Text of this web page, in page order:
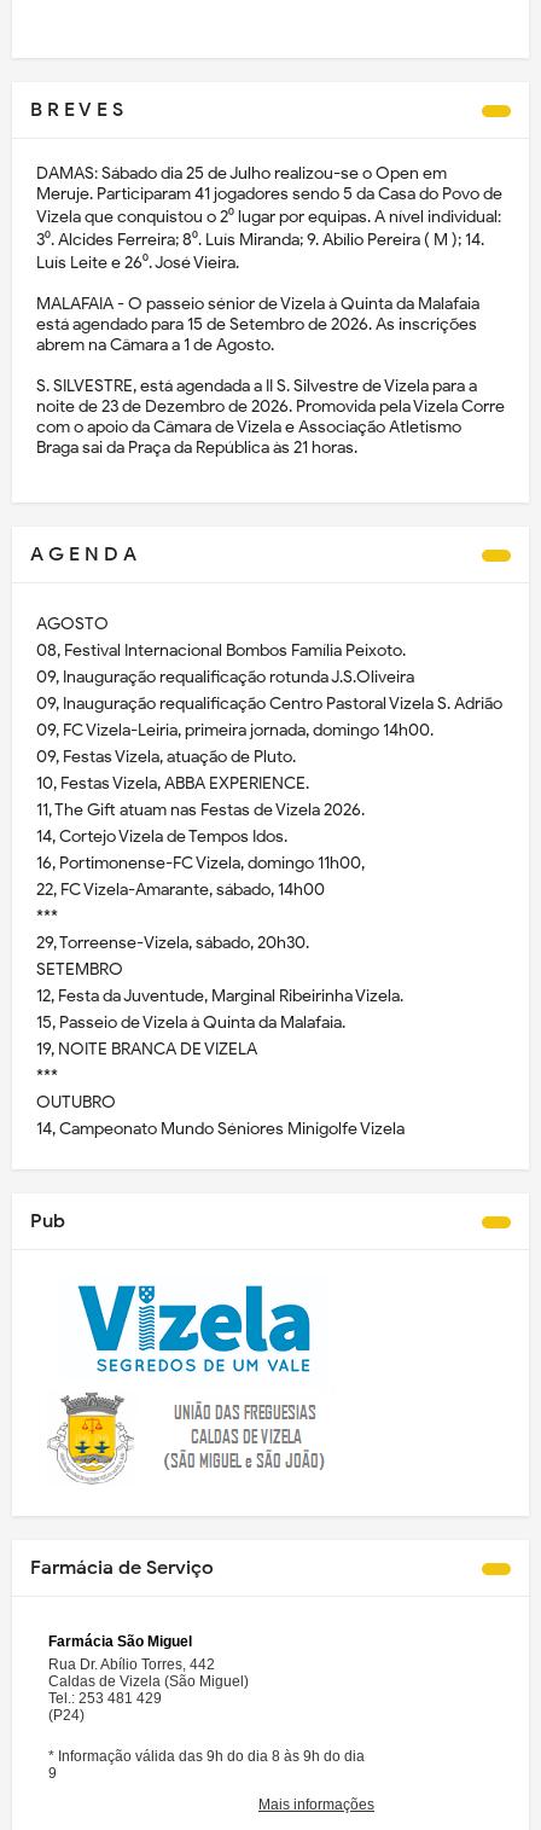
B R E V E S
DAMAS: Sábado dia 25 de Julho realizou-se o Open em
Meruje. Participaram 41 jogadores sendo 5 da Casa do Povo de
Vizela que conquistou o 2⁰ lugar por equipas. A nível individual:
3⁰. Alcides Ferreira; 8⁰. Luís Miranda; 9. Abílio Pereira ( M ); 14.
Luís Leite e 26⁰. José Vieira.
MALAFAIA - O passeio sénior de Vizela à Quinta da Malafaia
está agendado para 15 de Setembro de 2026. As inscrições
abrem na Câmara a 1 de Agosto.
S. SILVESTRE, está agendada a II S. Silvestre de Vizela para a
noite de 23 de Dezembro de 2026. Promovida pela Vizela Corre
com o apoio da Câmara de Vizela e Associação Atletismo
Braga sai da Praça da República às 21 horas.
A G E N D A
AGOSTO
08, Festival Internacional Bombos Família Peixoto.
09, Inauguração requalificação rotunda J.S.Oliveira
09, Inauguração requalificação Centro Pastoral Vizela S. Adrião
09, FC Vizela-Leiria, primeira jornada, domingo 14h00.
09, Festas Vizela, atuação de Pluto.
10, Festas Vizela, ABBA EXPERIENCE.
11, The Gift atuam nas Festas de Vizela 2026.
14, Cortejo Vizela de Tempos Idos.
16, Portimonense-FC Vizela, domingo 11h00,
22, FC Vizela-Amarante, sábado, 14h00
***
29, Torreense-Vizela, sábado, 20h30.
SETEMBRO
12, Festa da Juventude, Marginal Ribeirinha Vizela.
15, Passeio de Vizela à Quinta da Malafaia.
19, NOITE BRANCA DE VIZELA
***
OUTUBRO
14, Campeonato Mundo Séniores Minigolfe Vizela
Pub
Farmácia de Serviço